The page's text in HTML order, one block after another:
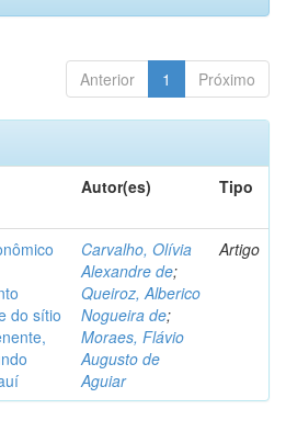
Anterior 1 Próximo
Autor(es) Tipo
do sítio
Carvalho, Olívia
Alexandre de;
Queiroz, Alberico
Nogueira de;
Moraes, Flávio
Augusto de
Aguiar
Artigo